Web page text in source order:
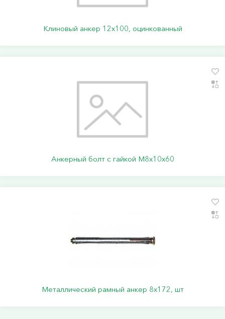
Клиновый анкер 12х100, оцинкованный
Анкерный болт с гайкой М8х10х60
Металлический рамный анкер 8х172, шт